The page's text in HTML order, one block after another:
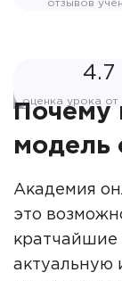
отзывов
4.7
оценка урока от
Почему
модель
Академия
это
кратчайшие